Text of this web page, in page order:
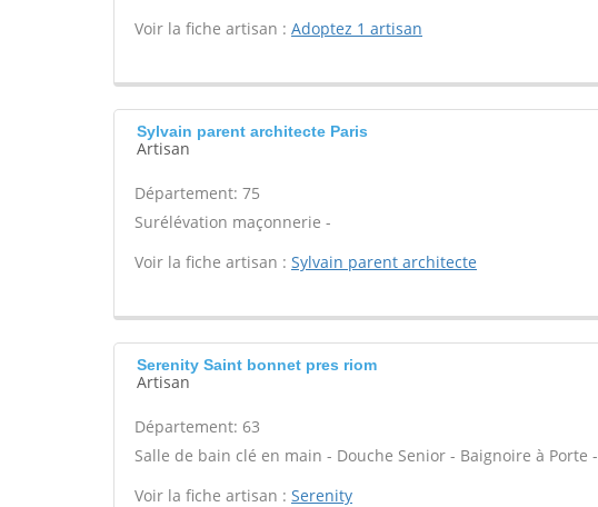
Voir la fiche artisan : Adoptez 1 artisan
Sylvain parent architecte Paris
Artisan
Département: 75
Surélévation maçonnerie -
Voir la fiche artisan : Sylvain parent architecte
Serenity Saint bonnet pres riom
Artisan
Département: 63
Salle de bain clé en main - Douche Senior - Baignoire à Porte -
Voir la fiche artisan : Serenity